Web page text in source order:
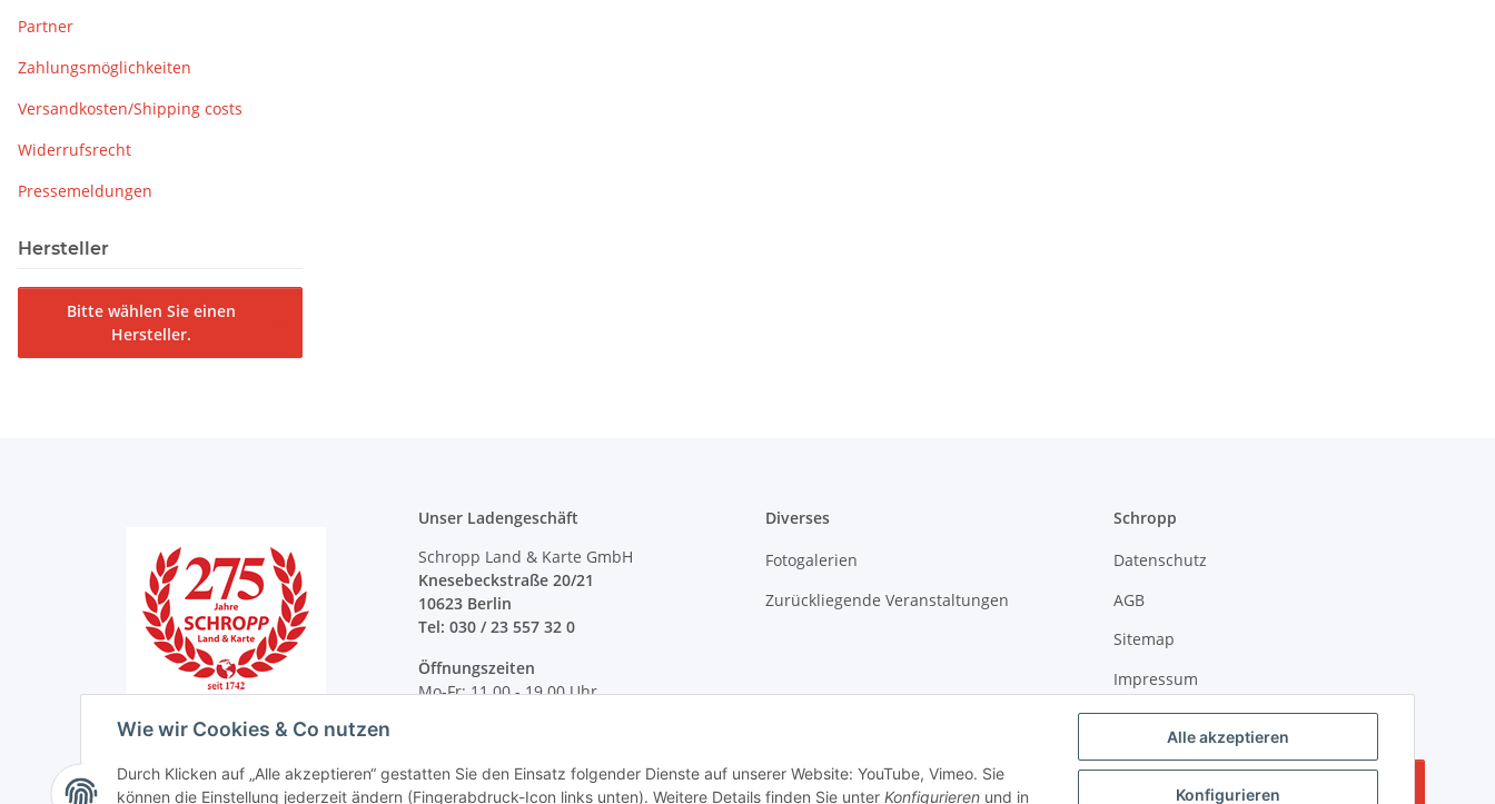
Alle akzeptieren
Konfigurieren
Wie wir Cookies & Co nutzen
Durch Klicken auf „Alle akzeptieren“ gestatten Sie den Einsatz folgender Dienste auf unserer Website: YouTube, Vimeo. Sie
können die Einstellung jederzeit ändern (Fingerabdruck-Icon links unten). Weitere Details finden Sie unter Konfigurieren und in
Partner
Zahlungsmöglichkeiten
Versandkosten/Shipping costs
Widerrufsrecht
Pressemeldungen
Hersteller
Bitte wählen Sie einen
Hersteller.
Unser Ladengeschäft
Schropp Land & Karte GmbH
Knesebeckstraße 20/21
10623 Berlin
Tel: 030 / 23 557 32 0
Öffnungszeiten
Mo-Fr: 11.00 - 19.00 Uhr
Diverses
Fotogalerien
Zurückliegende Veranstaltungen
Schropp
Datenschutz
AGB
Sitemap
Impressum
Batteriegesetzhinweise
Vertrag widerrufen